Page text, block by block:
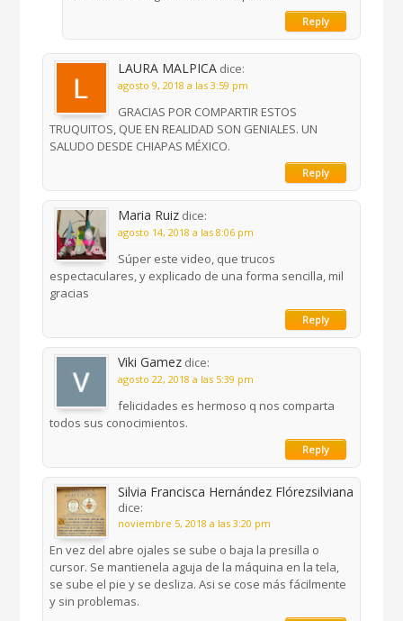
Reply
LAURA MALPICA dice:
agosto 9, 2018 a las 3:59 pm
GRACIAS POR COMPARTIR ESTOS
TRUQUITOS, QUE EN REALIDAD SON GENIALES. UN
SALUDO DESDE CHIAPAS MÉXICO.
Reply
Maria Ruiz dice:
agosto 14, 2018 a las 8:06 pm
Súper este video, que trucos
espectaculares, y explicado de una forma sencilla, mil
gracias
Reply
Viki Gamez dice:
agosto 22, 2018 a las 5:39 pm
felicidades es hermoso q nos comparta
todos sus conocimientos.
Reply
Silvia Francisca Hernández Flórezsilviana
dice:
noviembre 5, 2018 a las 3:20 pm
En vez del abre ojales se sube o baja la presilla o
cursor. Se mantienela aguja de la máquina en la tela,
se sube el pie y se desliza. Asi se cose más fácilmente
y sin problemas.